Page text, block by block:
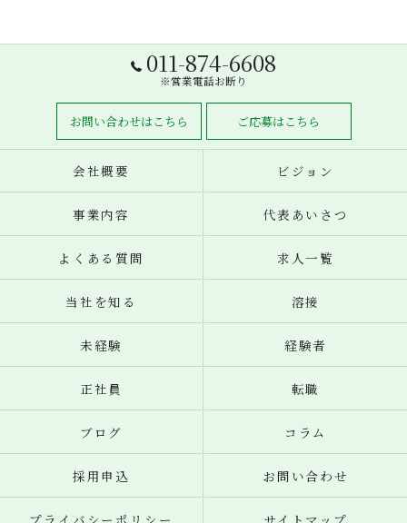
011-874-6608
※営業電話お断り
お問い合わせはこちら ご応募はこちら
会社概要 ビジョン
事業内容 代表あいさつ
よくある質問 求人一覧
当社を知る 溶接
未経験 経験者
正社員 転職
ブログ コラム
採用申込 お問い合わせ
プライバシーポリシー サイトマップ